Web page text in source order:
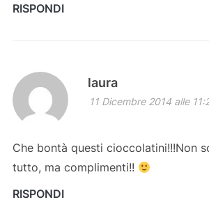
RISPONDI
laura
11 Dicembre 2014 alle
Che bontà questi cioccolatini!!!Non
tutto, ma complimenti!!
RISPONDI